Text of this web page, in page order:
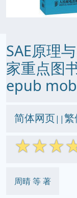
SAE原理
家重点图
epub
简体网页||繁
☆☆☆
周晴 等 著